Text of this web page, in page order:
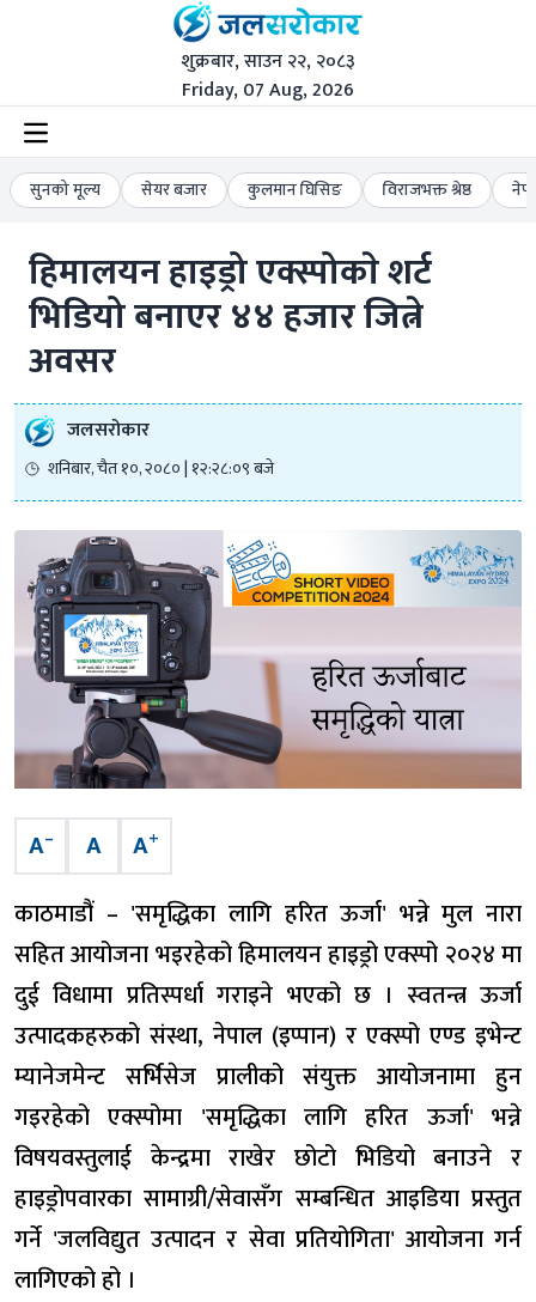
शुक्रबार, साउन २२, २०८३
Friday, 07 Aug, 2026
सुनको मूल्य सेयर बजार कुलमान घिसिङ विराजभक्त श्रेष्ठ
हिमालयन हाइड्रो एक्स्पोकाे शर्ट
भिडियो बनाएर ४४ हजार जित्ने
अवसर
जलसरोकार
शनिबार, चैत १०, २०८० | १२:२८:०९ बजे
A– A A+
काठमाडौं – 'समृद्धिका लागि हरित ऊर्जा' भन्ने मुल नारा
सहित आयोजना भइरहेको हिमालयन हाइड्रो एक्स्पो २०२४ मा
दुई विधामा प्रतिस्पर्धा गराइने भएको छ । स्वतन्त्र ऊर्जा
उत्पादकहरुको संस्था, नेपाल (इप्पान) र एक्स्पो एण्ड इभेन्ट
म्यानेजमेन्ट सर्भिसेज प्रालीको संयुक्त आयोजनामा हुन
गइरहेको एक्स्पोमा 'समृद्धिका लागि हरित ऊर्जा' भन्ने
विषयवस्तुलाई केन्द्रमा राखेर छोटो भिडियो बनाउने र
हाइड्रोपवारका सामाग्री/सेवासँग सम्बन्धित आइडिया प्रस्तुत
गर्ने 'जलविद्युत उत्पादन र सेवा प्रतियोगिता' आयोजना गर्न
लागिएको हो ।